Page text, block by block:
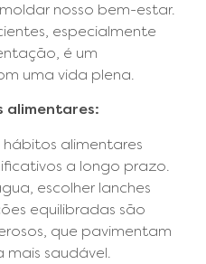
nosso bem-estar.
especialmente
é um
uma vida plena.
alimentares:
hábitos alimentares
a longo prazo.
escolher lanches
equilibradas são
que pavimentam
mais saudável.